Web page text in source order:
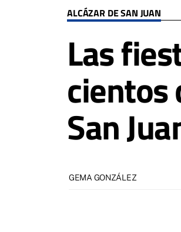
ALCÁZAR DE SAN JUAN
Las
cientos
San
GEMA GONZÁLEZ